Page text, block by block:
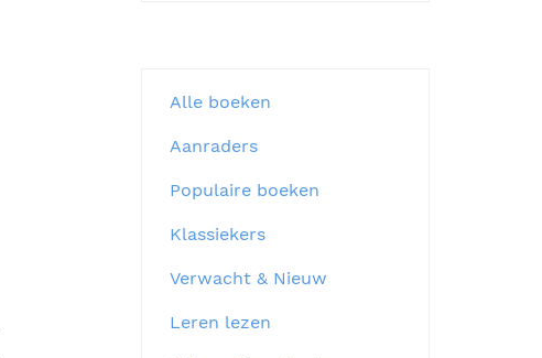
Alle boeken
Aanraders
Populaire boeken
Klassiekers
Verwacht & Nieuw
Leren lezen